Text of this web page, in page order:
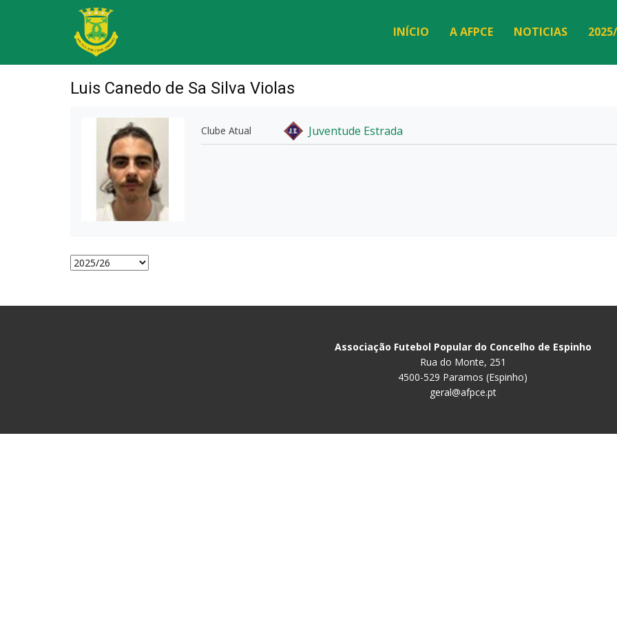
INÍCIO A AFPCE NOTICIAS
Luis Canedo de Sa Silva Violas
Clube Atual Juventude Estrada
Associação Futebol Popular do Concelho de Espinho
Rua do Monte, 251
4500-529 Paramos (Espinho)
geral@afpce.pt